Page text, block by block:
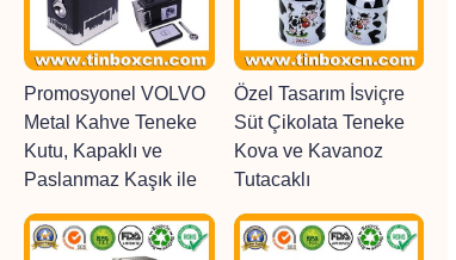
Promosyonel VOLVO
Metal Kahve Teneke
Kutu, Kapaklı ve
Paslanmaz Kaşık ile
Özel Tasarım İsviçre
Süt Çikolata Teneke
Kova ve Kavanoz
Tutacaklı